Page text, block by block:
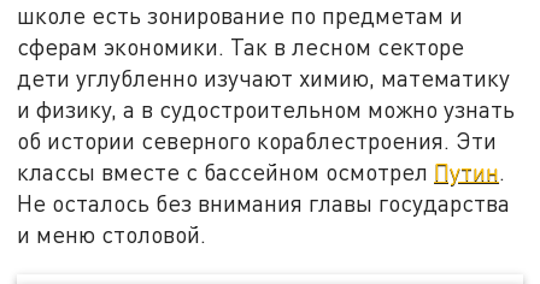
школе есть зонирование по предметам и
сферам экономики. Так в лесном секторе
дети углубленно изучают химию, математику
и физику, а в судостроительном можно узнать
об истории северного кораблестроения. Эти
классы вместе с бассейном осмотрел Путин.
Не осталось без внимания главы государства
и меню столовой.